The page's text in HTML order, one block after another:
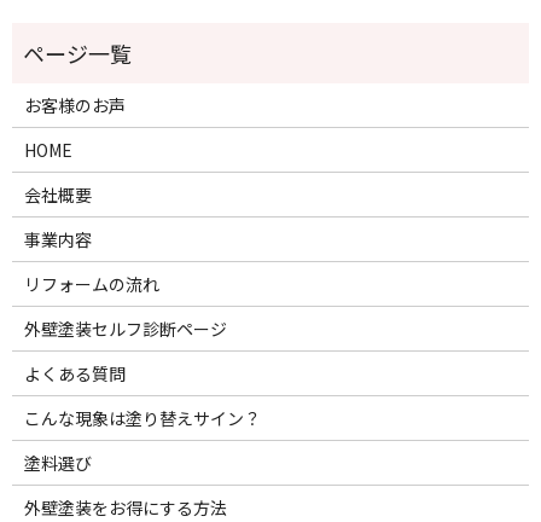
お客様のお声
HOME
会社概要
事業内容
リフォームの流れ
外壁塗装セルフ診断ページ
よくある質問
こんな現象は塗り替えサイン？
塗料選び
外壁塗装をお得にする方法